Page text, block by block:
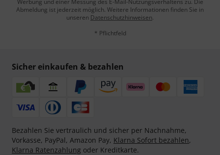
Werbung und einer Messung des E-Mail-Nutzungsverhaltens zu. Die
Abmeldung ist jederzeit möglich. Weitere Informationen finden Sie in
unseren Datenschutzhinweisen.
* Pflichtfeld
Sicher einkaufen & bezahlen
Bezahlen Sie vertraulich und sicher per Nachnahme,
Vorkasse, PayPal, Amazon Pay, Klarna Sofort bezahlen,
Klarna Ratenzahlung oder Kreditkarte.